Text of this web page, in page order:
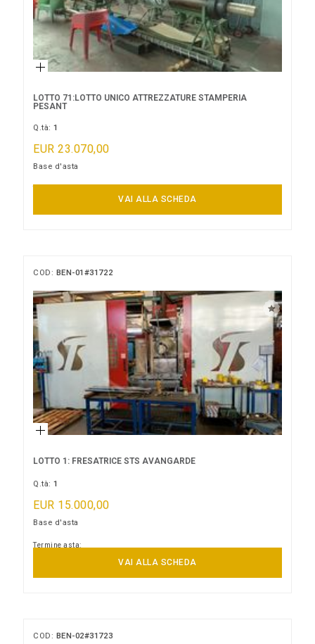
LOTTO 71:LOTTO UNICO ATTREZZATURE STAMPERIA
PESANT
Q.tà:1
EUR 23.070,00
Base d'asta
VAI ALLA SCHEDA
COD: BEN-01#31722
LOTTO 1: FRESATRICE STS AVANGARDE
Q.tà:1
EUR 15.000,00
Base d'asta
Termine asta:
VAI ALLA SCHEDA
COD: BEN-02#31723